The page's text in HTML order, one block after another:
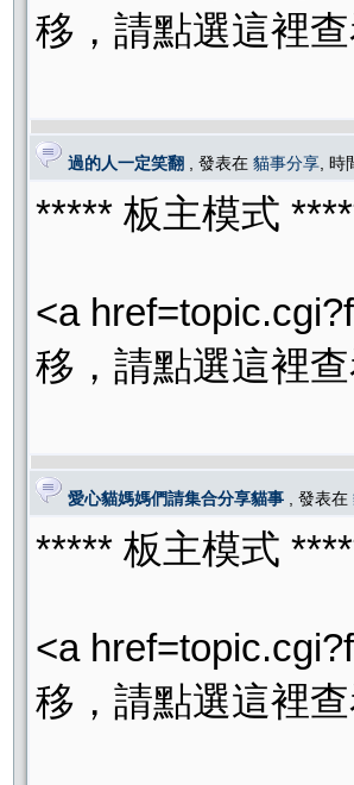
移，請點選這裡
過的人一定笑翻 , 發表在 貓事分享 ,
***** 板主模式
<a
移，請點選這裡
愛心貓媽媽們請集合分享貓事 , 發表在
***** 板主模式
<a
移，請點選這裡